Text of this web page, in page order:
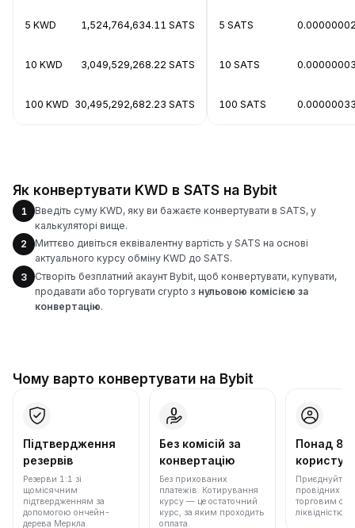
5 KWD 1,524,764,634.11 SATS
10 KWD 3,049,529,268.22 SATS
100 KWD 30,495,292,682.23 SATS
5 SATS
10 SATS
100 SATS
Як конвертувати KWD в SATS на Bybit
1
Введіть суму KWD, яку ви бажаєте конвертувати в SATS, у
калькуляторі вище.
2
Миттєво дивіться еквівалентну вартість у SATS на основі
актуального курсу обміну KWD до SATS.
3
Створіть безплатний акаунт Bybit, щоб конвертувати, купувати,
продавати або торгувати crypto з нульовою комісією за
конвертацію.
Чому варто конвертувати на Bybit
Підтвердження
резервів
Резерви 1:1 зі
щомісячним
підтвердженням за
допомогою ончейн-
дерева Меркла.
Без комісій за
конвертацію
Без прихованих
платежів. Котирування
курсу — це остаточний
курс, за яким проходить
оплата.
Понад 86
Приєднуйтеся
провідних
торговим
ліквідністю.